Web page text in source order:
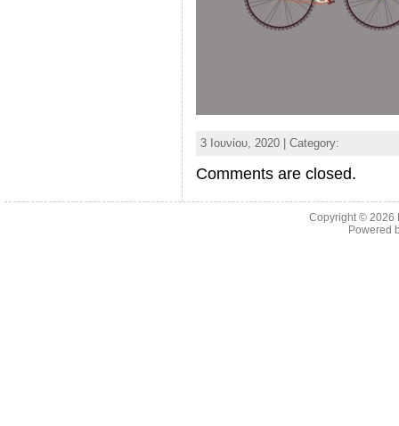
3 Ιουνίου, 2020 | Category:
Comments are closed.
Copyright © 2026
Powered